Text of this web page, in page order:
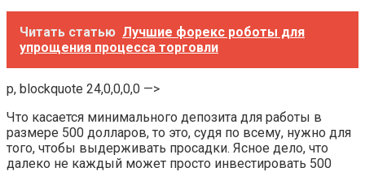
Читать статью Лучшие форекс роботы для
упрощения процесса торговли
p, blockquote 24,0,0,0,0 —>
Что касается минимального депозита для работы в
размере 500 долларов, то это, судя по всему, нужно для
того, чтобы выдерживать просадки. Ясное дело, что
далеко не каждый может просто инвестировать 500